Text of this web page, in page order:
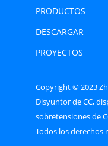
PRODUCTOS
DESCARGAR
PROYECTOS
Copyright © 2023
Disyuntor de CC,
sobretensiones de
Todos los derechos